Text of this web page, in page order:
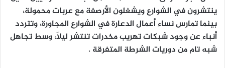
ينتشرون في الشوارع ويشغلون الأرصفة مع عربات محمولة،
بينما تمارس نساء أعمال الدعارة في الشوارع المجاورة، وتتردد
أنباء عن وجود شبكات تهريب مخدرات تنتشر ليلاً، وسط تجاهل
شبه تام من دوريات الشرطة المتفرقة .